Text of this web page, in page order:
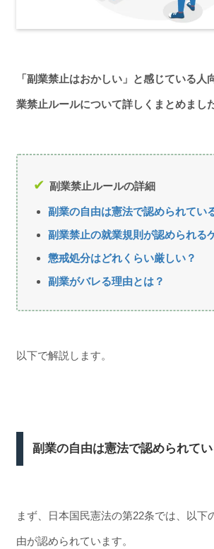
「副業禁止はおかしい」と感じている人
業禁止ルールについて詳しくまとめました
副業禁止ルールの詳細
副業の自由は憲法で認められてい
副業禁止の就業規則が認められる
懲戒処分はどれくらい厳しい？
副業がバレる理由とは？
以下で解説します。
副業の自由は憲法で認められて
まず、日本国民憲法の第22条では、以下
由が認められています。